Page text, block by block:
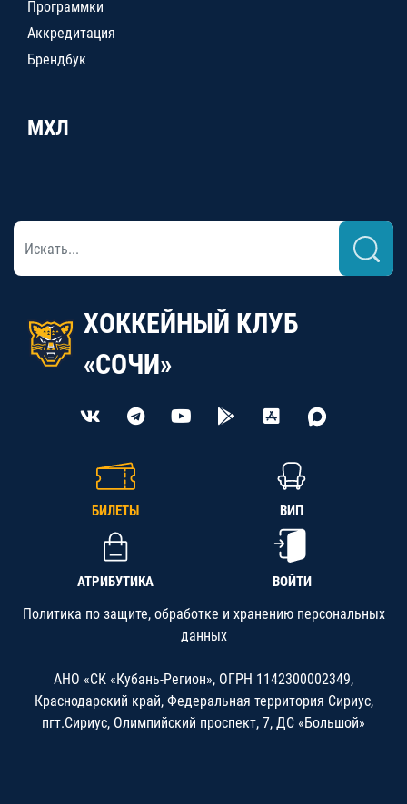
Программки
Аккредитация
Брендбук
МХЛ
ХОККЕЙНЫЙ КЛУБ
«СОЧИ»
БИЛЕТЫ ВИП
АТРИБУТИКА ВОЙТИ
Политика по защите, обработке и хранению персональных
данных
АНО «СК «Кубань-Регион», ОГРН 1142300002349,
Краснодарский край, Федеральная территория Сириус,
пгт.Сириус, Олимпийский проспект, 7, ДС «Большой»